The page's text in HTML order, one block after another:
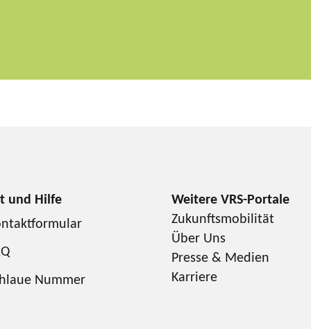
Nummer
Zukunftsmobilität
Über Uns
Presse & Medien
Karriere